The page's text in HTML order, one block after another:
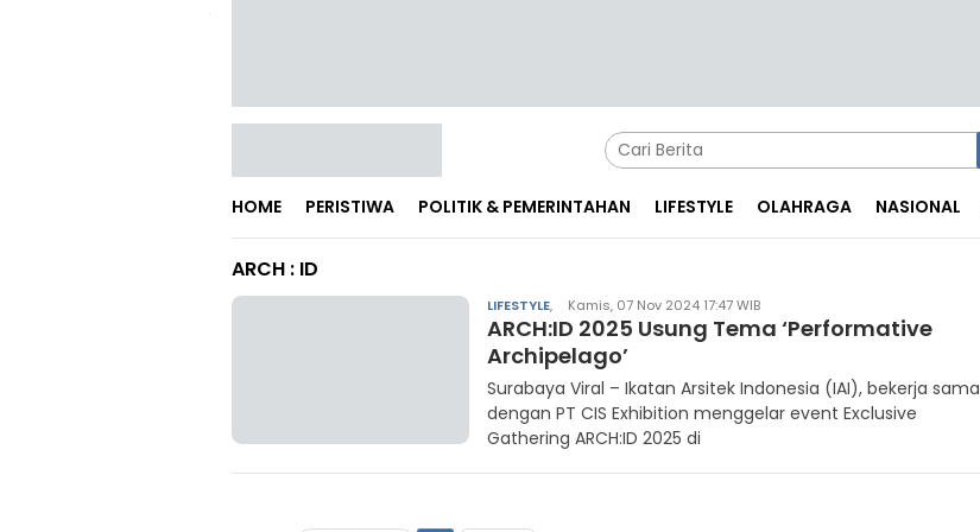
HOME PERISTIWA POLITIK & PEMERINTAHAN LIFESTYLE OLAHRAGA NASIONAL
ARCH : ID
LIFESTYLE, Kamis, 07 Nov 2024 17:47 WIB
ARCH:ID 2025 Usung Tema ‘Performative
Archipelago’
Surabaya Viral – Ikatan Arsitek Indonesia (IAI), bekerja sama
dengan PT CIS Exhibition menggelar event Exclusive
Gathering ARCH:ID 2025 di